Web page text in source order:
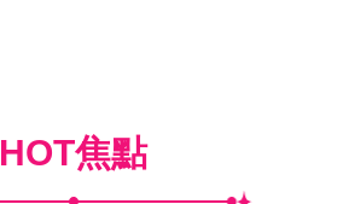
HOT焦點